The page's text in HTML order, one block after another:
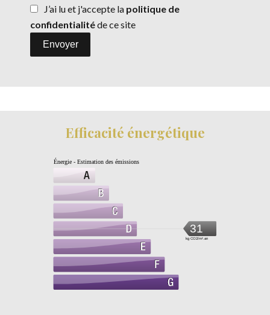
J’ai lu et j'accepte la politique de
confidentialitéde ce site
Envoyer
Efficacité énergétique
Énergie - Estimation des émissions
31
kg CO2/m².an